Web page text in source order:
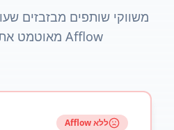
משווקי שותפים מבזבזים
Afflow מאוטמט את כל התהליך.
ללא Afflow